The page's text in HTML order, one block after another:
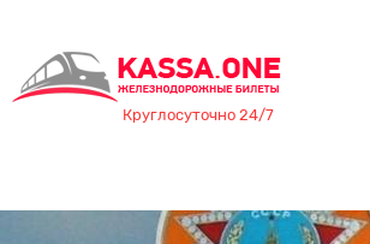
Круглосуточно 24/7